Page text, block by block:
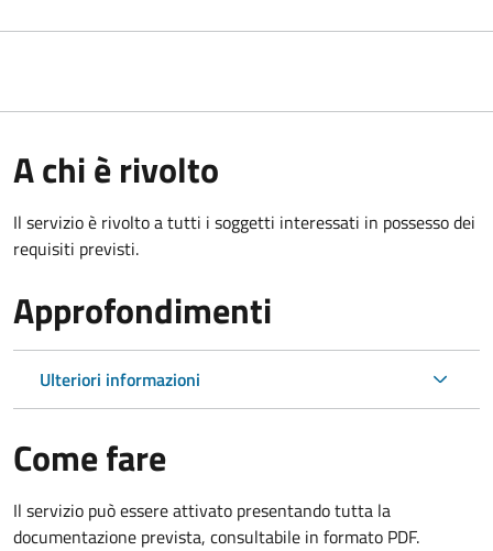
A chi è rivolto
Il servizio è rivolto a tutti i soggetti interessati in possesso dei
requisiti previsti.
Approfondimenti
Ulteriori informazioni
Come fare
Il servizio può essere attivato presentando tutta la
documentazione prevista, consultabile in formato PDF.